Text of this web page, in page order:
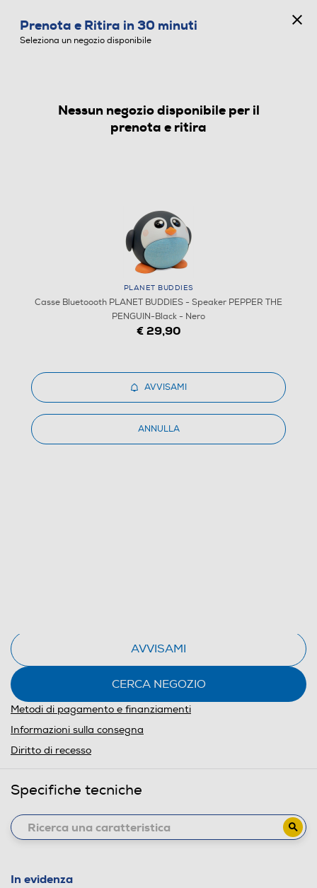
CASSE BLUETOOOTH
PLANET BUDDIES - Speaker PEPPER THE PENGUIN-
Black - Nero
AVVISAMI
CERCA NEGOZIO
Metodi di pagamento e finanziamenti
Informazioni sulla consegna
Diritto di recesso
Specifiche tecniche
In evidenza
Prenota e Ritira in 30 minuti
Seleziona un negozio disponibile
Nessun negozio disponibile per il
prenota e ritira
PLANET BUDDIES
Casse Bluetoooth PLANET BUDDIES - Speaker PEPPER THE
PENGUIN-Black - Nero
€ 29,90
AVVISAMI
ANNULLA